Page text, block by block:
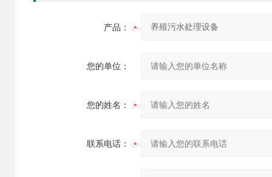
产品：
您的单位：
您的姓名：
联系电话：